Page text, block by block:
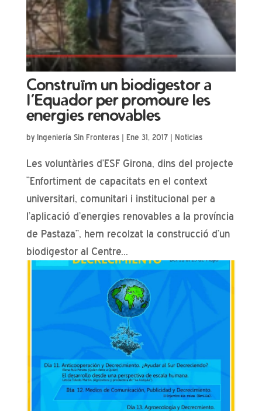
Construïm un biodigestor a
l’Equador per promoure les
energies renovables
by Ingeniería Sin Fronteras| Ene 31, 2017| Noticias
Les voluntàries d’ESF Girona, dins del projecte
“Enfortiment de capacitats en el context
universitari, comunitari i institucional per a
l’aplicació d’energies renovables a la província
de Pastaza”, hem recolzat la construcció d’un
biodigestor al Centre...